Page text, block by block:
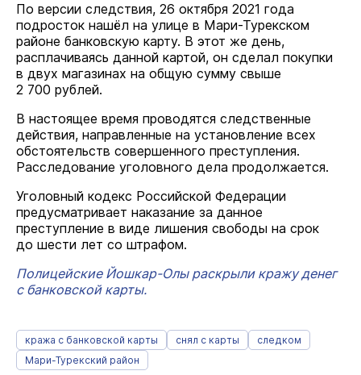
По версии следствия, 26 октября 2021 года
подросток нашёл на улице в Мари-Турекском
районе банковскую карту. В этот же день,
расплачиваясь данной картой, он сделал покупки
в двух магазинах на общую сумму свыше
2 700 рублей.
В настоящее время проводятся следственные
действия, направленные на установление всех
обстоятельств совершенного преступления.
Расследование уголовного дела продолжается.
Уголовный кодекс Российской Федерации
предусматривает наказание за данное
преступление в виде лишения свободы на срок
до шести лет со штрафом.
Полицейские Йошкар-Олы раскрыли кражу денег
с банковской карты.
кража с банковской карты снял с карты
следком
Мари-Турекский район